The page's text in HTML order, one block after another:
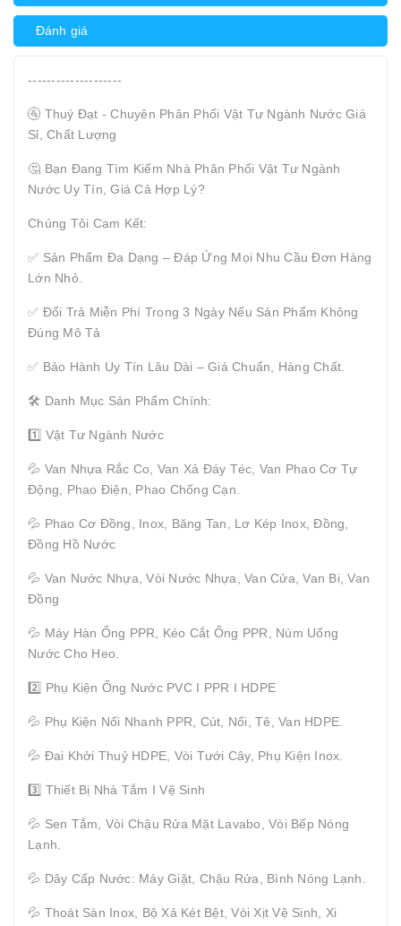
Đánh giá
--------------------
🚰 Thuý Đạt - Chuyên Phân Phối Vật Tư Ngành Nước Giá
Sỉ, Chất Lượng
🤔 Bạn Đang Tìm Kiếm Nhà Phân Phối Vật Tư Ngành
Nước Uy Tín, Giá Cả Hợp Lý?
Chúng Tôi Cam Kết:
✅ Sản Phẩm Đa Dạng – Đáp Ứng Mọi Nhu Cầu Đơn Hàng
Lớn Nhỏ.
✅ Đổi Trả Miễn Phí Trong 3 Ngày Nếu Sản Phẩm Không
Đúng Mô Tả
✅ Bảo Hành Uy Tín Lâu Dài – Giá Chuẩn, Hàng Chất.
🛠 Danh Mục Sản Phẩm Chính:
1️⃣ Vật Tư Ngành Nước
💦 Van Nhựa Rắc Co, Van Xả Đáy Téc, Van Phao Cơ Tự
Động, Phao Điện, Phao Chống Cạn.
💦 Phao Cơ Đồng, Inox, Băng Tan, Lơ Kép Inox, Đồng,
Đồng Hồ Nước
💦 Van Nước Nhựa, Vòi Nước Nhựa, Van Cửa, Van Bi, Van
Đồng
💦 Máy Hàn Ống PPR, Kéo Cắt Ống PPR, Núm Uống
Nước Cho Heo.
2️⃣ Phụ Kiện Ống Nước PVC I PPR I HDPE
💦 Phụ Kiện Nối Nhanh PPR, Cút, Nối, Tê, Van HDPE.
💦 Đai Khởi Thuỷ HDPE, Vòi Tưới Cây, Phụ Kiện Inox.
3️⃣ Thiết Bị Nhà Tắm I Vệ Sinh
💦 Sen Tắm, Vòi Chậu Rửa Mặt Lavabo, Vòi Bếp Nóng
Lạnh.
💦 Dây Cấp Nước: Máy Giặt, Chậu Rửa, Bình Nóng Lạnh.
💦 Thoát Sàn Inox, Bộ Xả Két Bệt, Vòi Xịt Vệ Sinh, Xi